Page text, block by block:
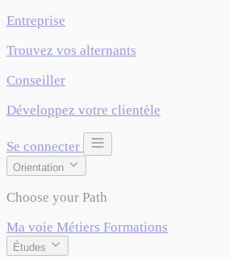
Entreprise
Trouvez vos alternants
Conseiller
Développez votre clientèle
Se connecter
Orientation
Choose your Path
Ma voie Métiers Formations
Études